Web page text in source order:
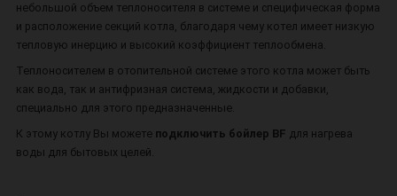
небольшой объем теплоносителя в системе и специфическая форма
и расположение секций котла, благодаря чему котел имеет низкую
тепловую инерцию и высокий коэффициент теплообмена.
Теплоносителем в отопительной системе этого котла может быть
как вода, так и антифризная система, жидкости и добавки,
специально для этого предназначенные.
К этому котлу Вы можете подключить бойлер BF для нагрева
воды для бытовых целей.